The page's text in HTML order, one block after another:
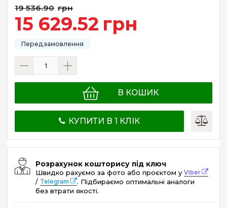
19 536.90 грн
15 629.52 грн
В КОШИК
КУПИТИ В 1 КЛІК
Розрахунок кошторису під ключ
Швидко рахуємо за фото або проєктом уViber
/ Telegram
. Підбираємо оптимальні аналоги
без втрати якості.